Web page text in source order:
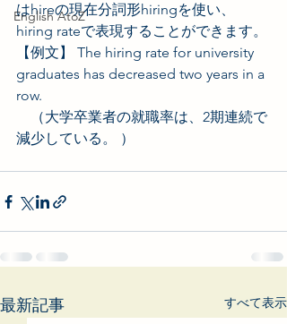
English AtoZ
はhireの現在分詞形hiringを使い、
hiring rateで表現することができます。
【例文】 The hiring rate for university
graduates has decreased two years in a
row.
（大学卒業者の就職率は、2期連続で
減少している。 ）
最新記事 すべて表示